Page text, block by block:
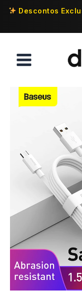
Descontos